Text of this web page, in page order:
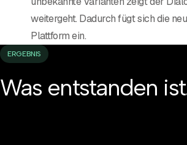
weitergeht. Dadurch fügt sich die
Plattform ein.
ERGEBNIS
Was entstanden